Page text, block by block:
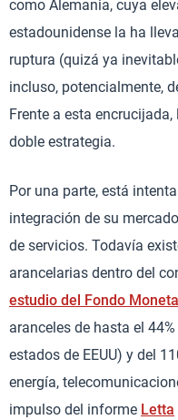
como Alemania, cuya
estadounidense la ha
ruptura (quizá ya
incluso, potencialmente,
Frente a esta
doble estrategia.
Por una parte, está
integración de su
de servicios. Todavía
arancelarias dentro del
estudio del Fondo
aranceles de hasta el
estados de EEUU) y del
energía,
impulso del informe Letta